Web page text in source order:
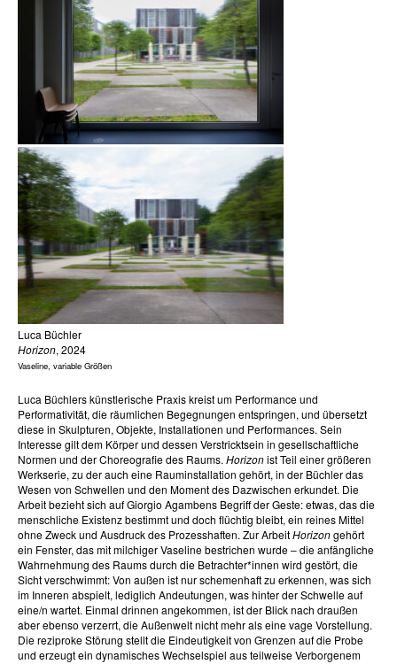
Luca Büchler
Horizon, 2024
Vaseline, variable Größen
Luca Büchlers künstlerische Praxis kreist um Performance und
Performativität, die räumlichen Begegnungen entspringen, und übersetzt
diese in Skulpturen, Objekte, Installationen und Performances. Sein
Interesse gilt dem Körper und dessen Verstricktsein in gesellschaftliche
Normen und der Choreografie des Raums. Horizonist Teil einer größeren
Werkserie, zu der auch eine Rauminstallation gehört, in der Büchler das
Wesen von Schwellen und den Moment des Dazwischen erkundet. Die
Arbeit bezieht sich auf Giorgio Agambens Begriff der Geste: etwas, das die
menschliche Existenz bestimmt und doch flüchtig bleibt, ein reines Mittel
ohne Zweck und Ausdruck des Prozesshaften. Zur ArbeitHorizongehört
ein Fenster, das mit milchiger Vaseline bestrichen wurde – die anfängliche
Wahrnehmung des Raums durch die Betrachter*innen wird gestört, die
Sicht verschwimmt: Von außen ist nur schemenhaft zu erkennen, was sich
im Inneren abspielt, lediglich Andeutungen, was hinter der Schwelle auf
eine/n wartet. Einmal drinnen angekommen, ist der Blick nach draußen
aber ebenso verzerrt, die Außenwelt nicht mehr als eine vage Vorstellung.
Die reziproke Störung stellt die Eindeutigkeit von Grenzen auf die Probe
und erzeugt ein dynamisches Wechselspiel aus teilweise Verborgenem